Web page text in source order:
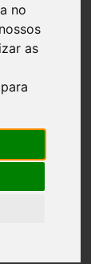
no
as